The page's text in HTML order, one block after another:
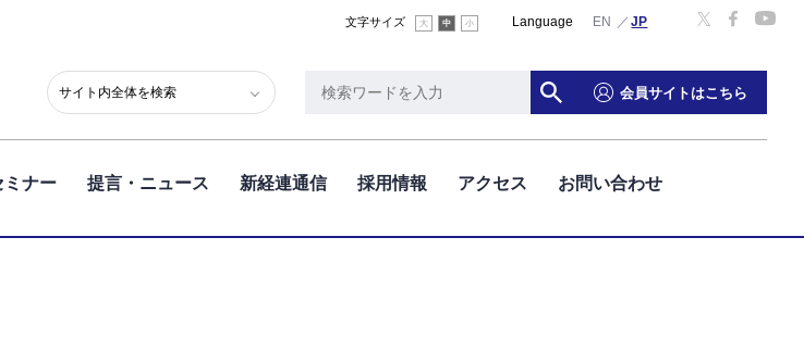
文字サイズ 大 中 小 Language English
会員サイトはこちら
ミナー 提言・ニュース 新経連通信 採用情報 アクセス お問い合わせ